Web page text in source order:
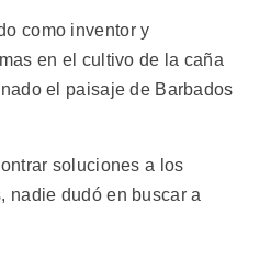
como inventor y
en el cultivo de la caña
el paisaje de Barbados
soluciones a los
nadie dudó en buscar a